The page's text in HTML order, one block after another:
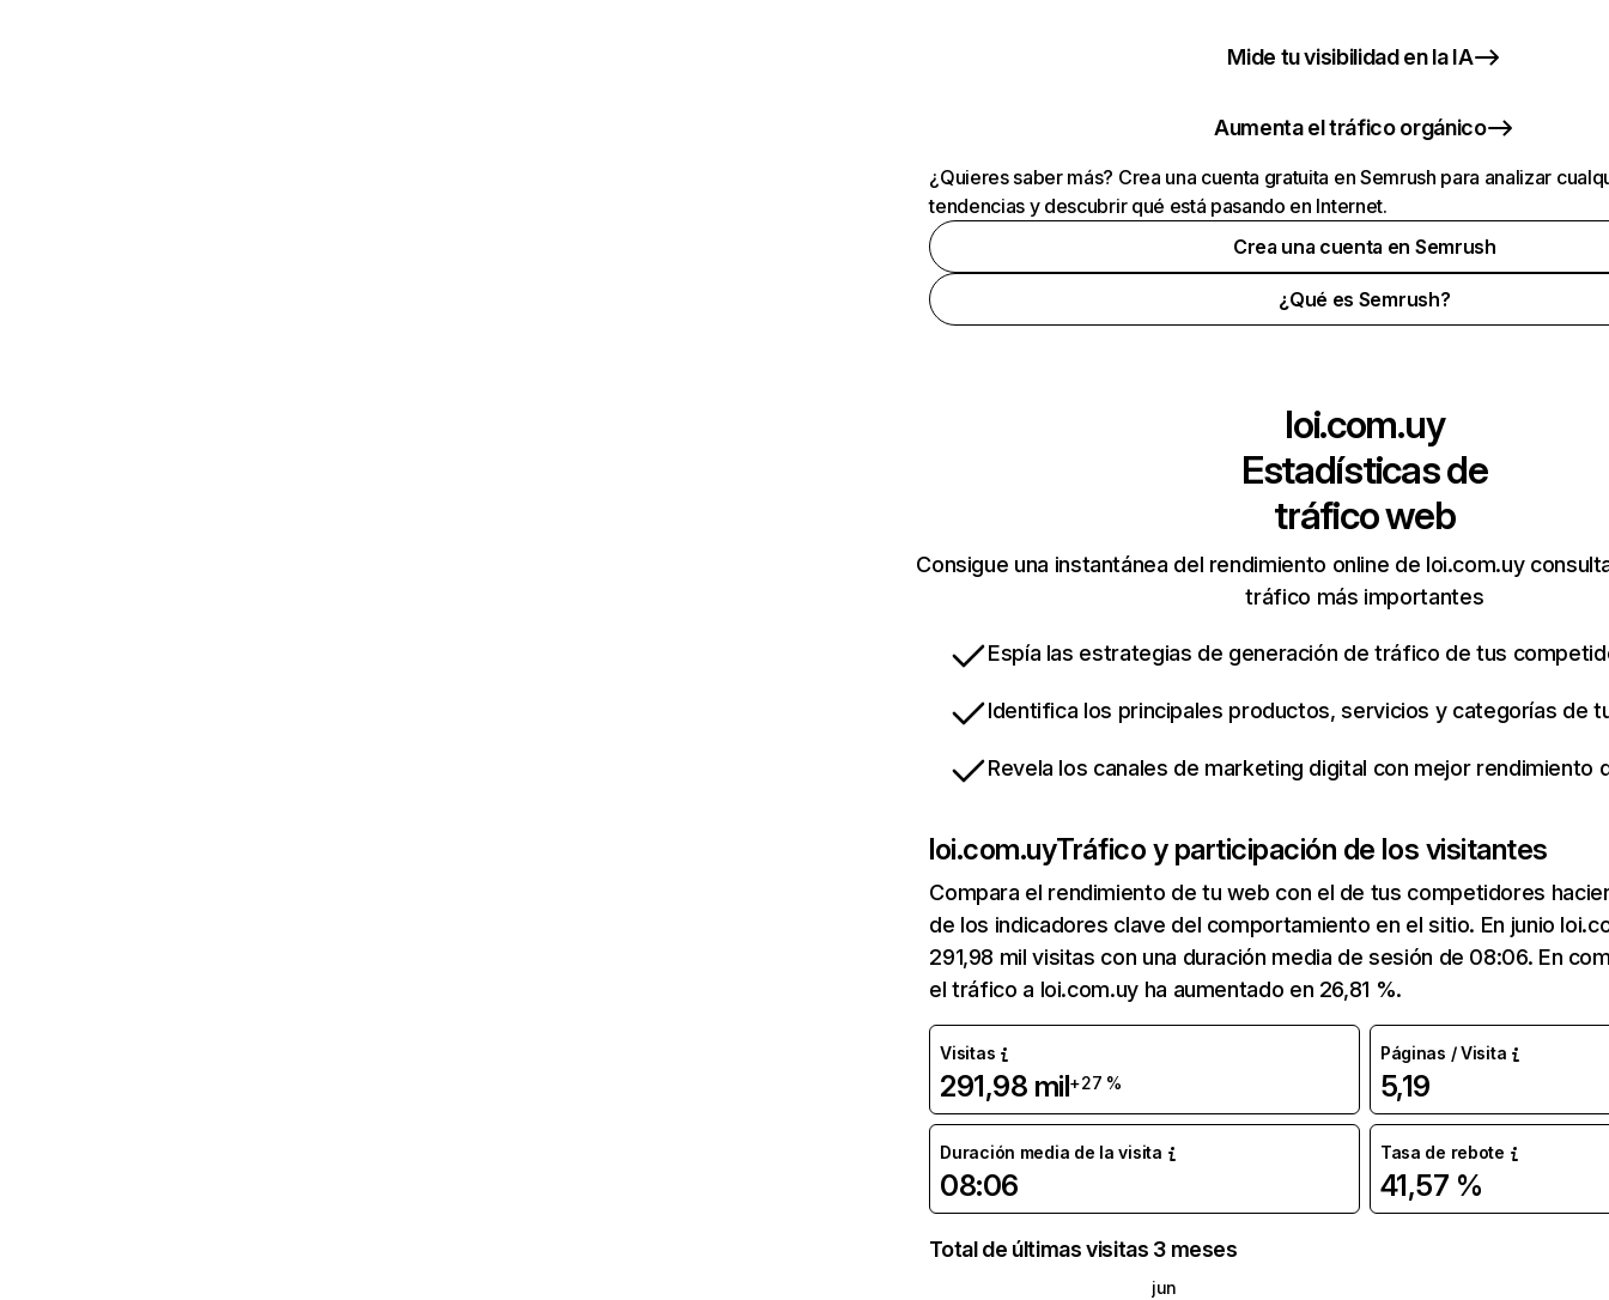
Mide tu visibilidad en la IA
Aumenta el tráfico orgánico
¿Quieres saber más? Crea una cuenta gratuita en Semrush para analizar
tendencias y descubrir qué está pasando en Internet.
Crea una cuenta en Semrush
¿Qué es Semrush?
loi.com.uy
Estadísticas de
tráfico web
Consigue una instantánea del rendimiento online de loi.com.uy
tráfico más importantes
Espía las estrategias de generación de tráfico de tus
Identifica los principales productos, servicios y categorías de
Revela los canales de marketing digital con mejor rendimiento
loi.com.uyTráfico y participación de los visitantes
Compara el rendimiento de tu web con el de tus competidores
de los indicadores clave del comportamiento en el sitio. En junio
291,98 mil visitas con una duración media de sesión de 08:06. En
el tráfico a loi.com.uy ha aumentado en 26,81 %.
Visitas
291,98 mil+27 %
Páginas / Visita
5,19
Duración media de la visita
08:06
Tasa de rebote
41,57 %
Total de últimas visitas 3 meses
jun